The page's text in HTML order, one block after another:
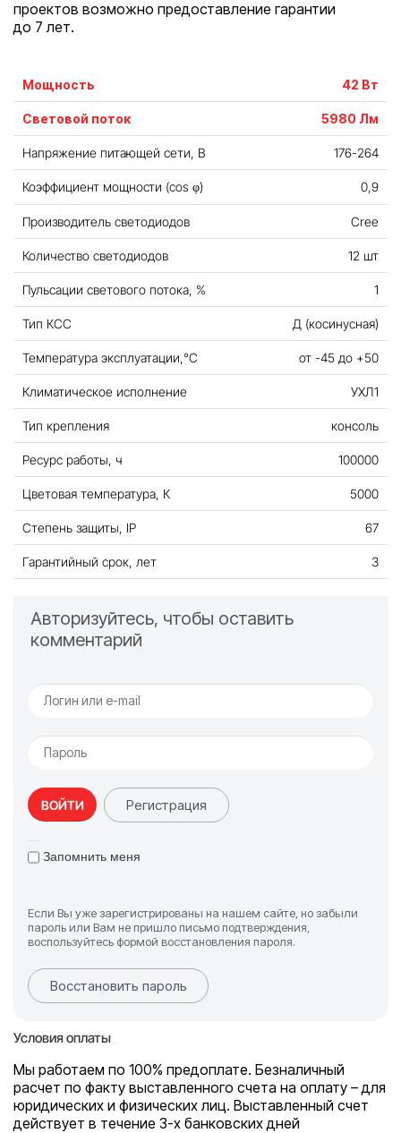
проектов возможно предоставление гарантии
до 7 лет.
Мощность 42 Вт
Световой поток 5980 Лм
Напряжение питающей сети, В 176-264
Коэффициент мощности (cos φ) 0,9
Производитель светодиодов Cree
Количество светодиодов 12 шт
Пульсации светового потока, % 1
Тип КСС Д (косинусная)
Температура эксплуатации,°С от -45 до +50
Климатическое исполнение УХЛ1
Тип крепления консоль
Ресурс работы, ч 100000
Цветовая температура, К 5000
Степень защиты, IP 67
Гарантийный срок, лет 3
Авторизуйтесь, чтобы оставить
комментарий
ВОЙТИ Регистрация
Запомнить меня
Если Вы уже зарегистрированы на нашем сайте, но забыли
пароль или Вам не пришло письмо подтверждения,
воспользуйтесь формой восстановления пароля.
Восстановить пароль
Условия оплаты
Мы работаем по 100% предоплате. Безналичный
расчет по факту выставленного счета на оплату – для
юридических и физических лиц. Выставленный счет
действует в течение 3-х банковских дней